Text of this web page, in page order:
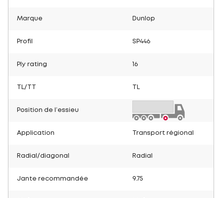
Marque Dunlop
Profil SP446
Ply rating 16
TL/TT
Position de l’essieu
Application Transport régional
Radial/diagonal Radial
Jante recommandée 9.75